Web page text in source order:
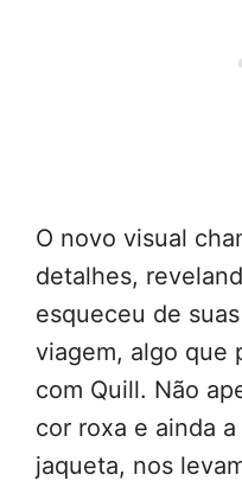
O novo visual
detalhes,
esqueceu de
viagem, algo que
com Quill. Não
cor roxa e ainda
jaqueta, nos